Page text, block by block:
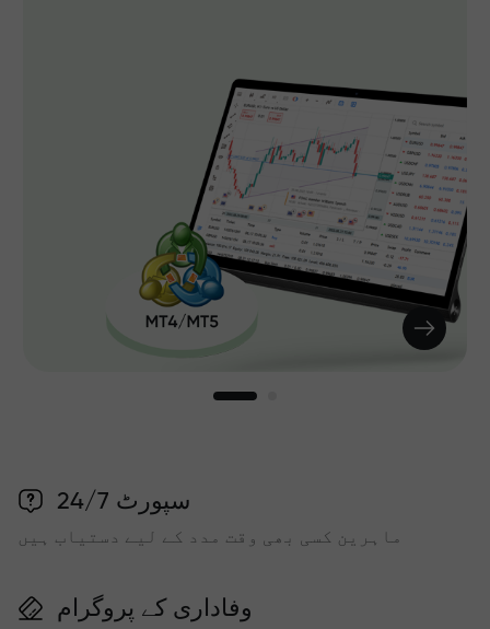
سپورٹ 24/7
ماہرین کسی بھی وقت مدد کے لیے دستیاب ہیں
وفاداری کے پروگرام